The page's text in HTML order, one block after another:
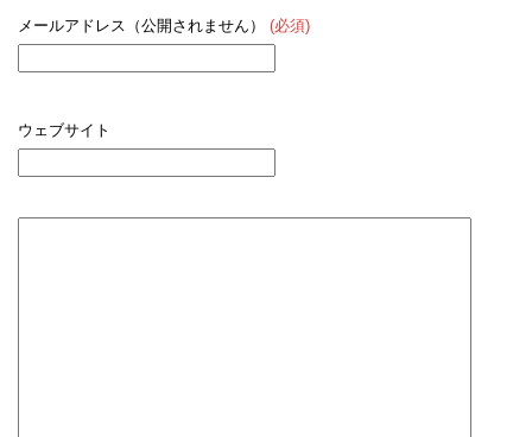
メールアドレス（公開されません） (必須)
ウェブサイト